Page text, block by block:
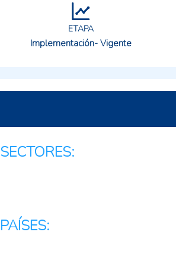
ETAPA
Implementación- Vigente
SECTORES:
PAÍSES: